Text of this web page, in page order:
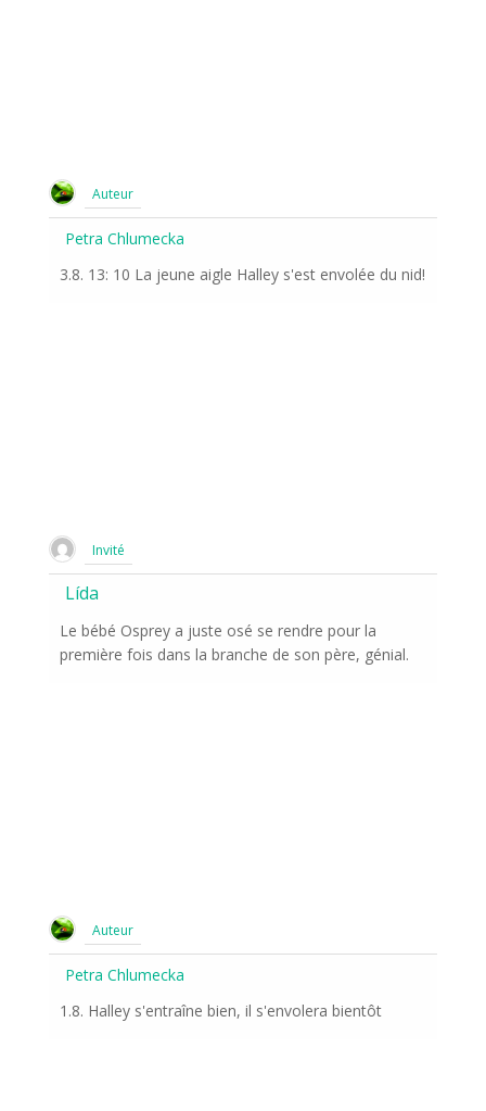
Auteur
Petra Chlumecka
3.8. 13: 10 La jeune aigle Halley s'est envolée du nid!
Invité
Lída
Le bébé Osprey a juste osé se rendre pour la
première fois dans la branche de son père, génial.
Auteur
Petra Chlumecka
1.8. Halley s'entraîne bien, il s'envolera bientôt